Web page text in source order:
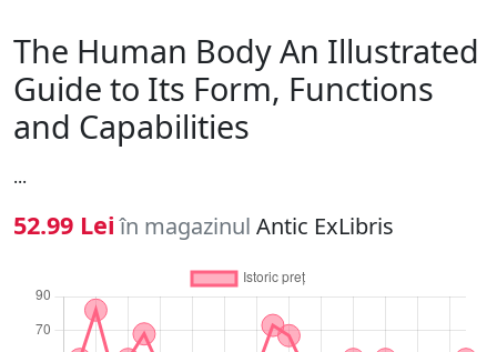
The Human Body An Illustrated
Guide to Its Form, Functions
and Capabilities
...
52.99 Lei în magazinul Antic ExLibris